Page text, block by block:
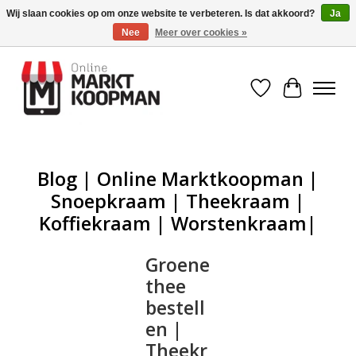
Voor 15:00 besteld, morgen in huis!
Verlanglijst
Blog | Online Marktkoopman |
Snoepkraam | Theekraam |
Koffiekraam | Worstenkraam|
Groene
thee
bestell
en |
Theekr
Wij slaan cookies op om onze website te verbeteren. Is dat akkoord?
Ja
Nee
Meer over cookies »